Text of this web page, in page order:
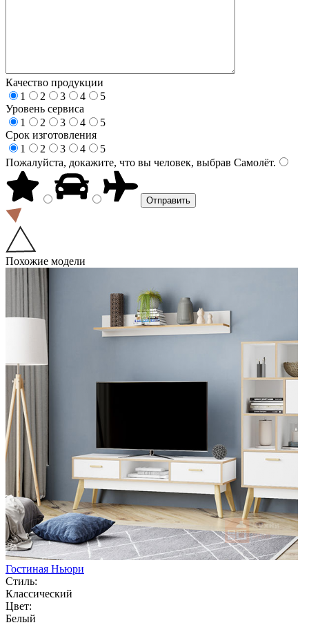
Качество продукции
1
2 3 4
5
Уровень сервиса
1
2 3 4
5
Срок изготовления
1
2 3 4
5
Пожалуйста, докажите, что вы человек, выбрав Самолёт.
Похожие модели
Гостиная Ньюри
Стиль:
Классический
Цвет:
Белый